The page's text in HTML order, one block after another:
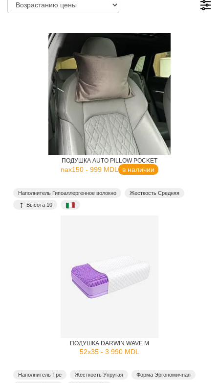
ПОДУШКА AUTO PILLOW POCKET
nax150 - 999 MDL в наличии
Наполнитель Гипоаллергенное волокно
Жесткость Средняя
Высота 10
ПОДУШКА DARWIN WAVE M
52x35 - 3 990 MDL
Наполнитель Tpe Жесткость Упругая
Форма Эргономичная